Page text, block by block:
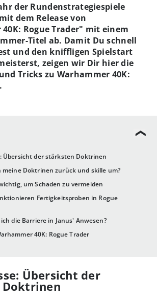
Übersicht der stärksten Doktrinen
meine Doktrinen zurück und skille um?
um Schaden zu vermeiden
Fertigkeitsproben in Rogue
die Barriere in Janus' Anwesen?
40K: Rogue Trader
der Rundenstrategiespiele
dem Release von
Rogue Trader" mit einem
Titel ab. Damit Du schnell
und den kniffligen Spielstart
zeigen wir Dir hier die
Tricks zu Warhammer 40K:
Übersicht der